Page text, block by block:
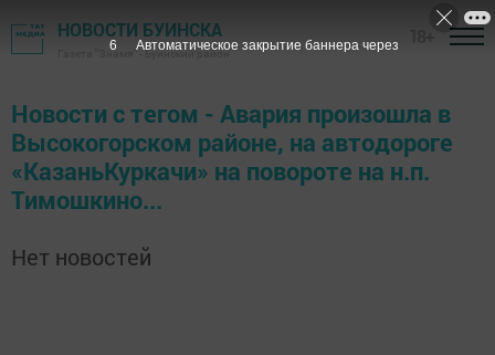
НОВОСТИ БУИНСКА
Газета "Знамя" - Буинский район
Новости с тегом - Авария произошла в
Высокогорском районе, на автодороге
«КазаньКуркачи» на повороте на н.п.
Тимошкино...
Нет новостей
6 Автоматическое закрытие баннера через